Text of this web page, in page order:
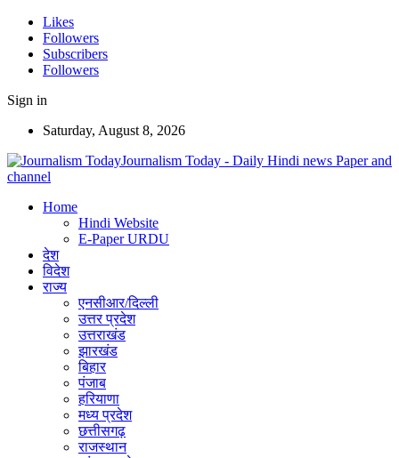
Likes
Followers
Subscribers
Followers
Sign in
Saturday, August 8, 2026
Journalism Today - Daily Hindi news Paper and
channel
Home
Hindi Website
E-Paper URDU
देश
विदेश
राज्य
एनसीआर/दिल्ली
उत्तर प्रदेश
उत्तराखंड
झारखंड
बिहार
पंजाब
हरियाणा
मध्य प्रदेश
छत्तीसगढ़
राजस्थान